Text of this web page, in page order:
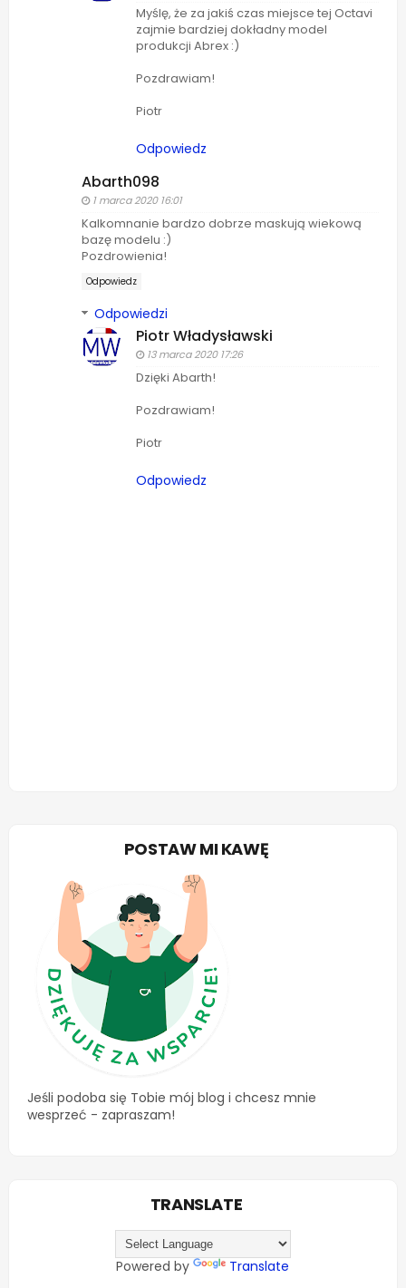
Myślę, że za jakiś czas miejsce tej Octavi
zajmie bardziej dokładny model
produkcji Abrex :)
Pozdrawiam!
Piotr
Odpowiedz
Abarth098
1 marca 2020 16:01
Kalkomnanie bardzo dobrze maskują wiekową
bazę modelu :)
Pozdrowienia!
Odpowiedz
Odpowiedzi
Piotr Władysławski
13 marca 2020 17:26
Dzięki Abarth!
Pozdrawiam!
Piotr
Odpowiedz
POSTAW MI KAWĘ
Jeśli podoba się Tobie mój blog i chcesz mnie
wesprzeć - zapraszam!
TRANSLATE
Powered by Translate